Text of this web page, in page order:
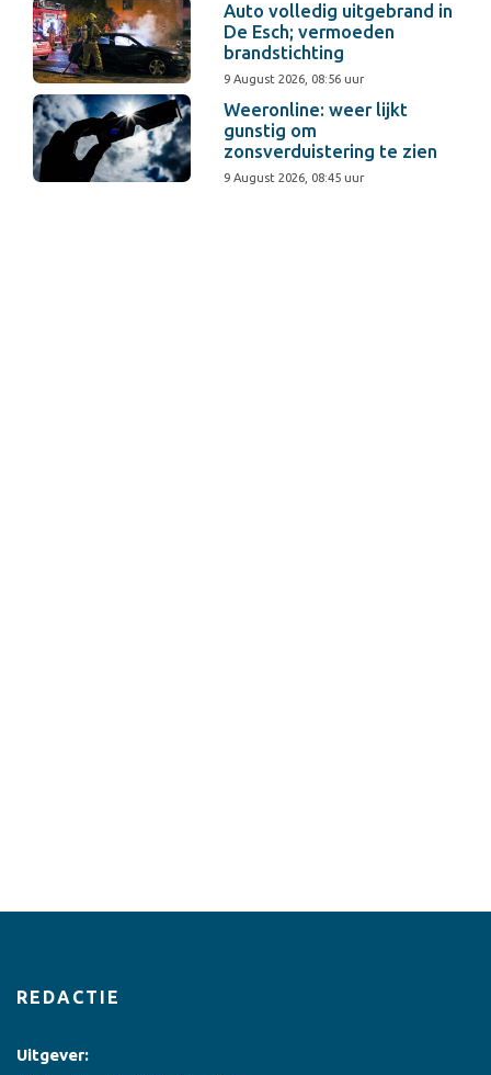
Auto volledig uitgebrand in
De Esch; vermoeden
brandstichting
9 August 2026, 08:56 uur
Weeronline: weer lijkt
gunstig om
zonsverduistering te zien
9 August 2026, 08:45 uur
REDACTIE
Uitgever: